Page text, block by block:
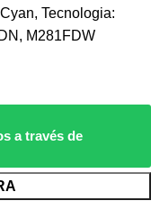
Tecnologia:
M281FDW
a través de